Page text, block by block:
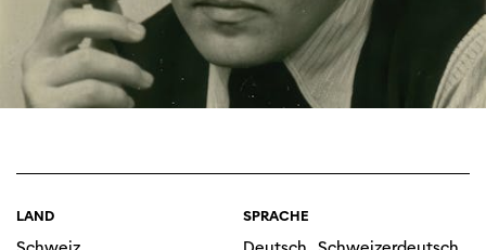
LAND SPRACHE